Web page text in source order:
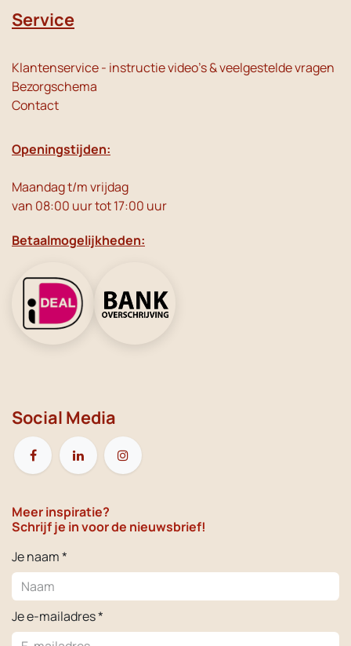
Service
Klantenservice - instructie video's & veelgestelde vragen
Bezorgschema
Contact
Openingstijden:
Maandag t/m vrijdag
van 08:00 uur tot 17:00 uur
Betaalmogelijkheden:
Social Media
Meer inspiratie?
Schrijf je in voor de nieuwsbrief!
Je naam *
Je e-mailadres *